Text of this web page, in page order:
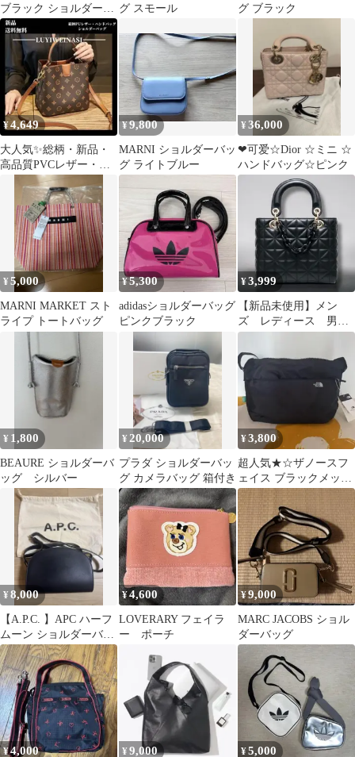
ブラック ショルダーバ
ッグ
グ スモール
グ ブラック
¥4,649
大人気✨総柄・新品・
高品質PVCレザー・ハ
ンドバッグ・ショルダ
ーバッグ 2
¥9,800
MARNI ショルダーバッ
グ ライトブルー
¥36,000
❤可爱☆Dior ☆ミニ ☆
ハンドバッグ☆ピンク
¥5,000
MARNI MARKET スト
ライプ トートバッグ
¥5,300
adidasショルダーバッグ
ピンクブラック
¥3,999
【新品未使用】メン
ズ レディース 男女
兼用 カバン バッ
グ ⑦⑨
¥ 1,800
BEAURE ショルダーバ
ッグ シルバー
¥ 20,000
プラダ ショルダーバッ
グ カメラバッグ 箱付き
¥3,800
超人気★☆ザノースフ
ェイス ブラックメッセ
ンジャーバッグ@17
¥8,000
【A.P.C. 】APC ハーフ
ムーン ショルダーバッ
グ ネイビー
¥4,600
LOVERARY フェイラ
ー ポーチ
¥9,000
MARC JACOBS ショル
ダーバッグ
¥4,000 ¥9,000 ¥5,000